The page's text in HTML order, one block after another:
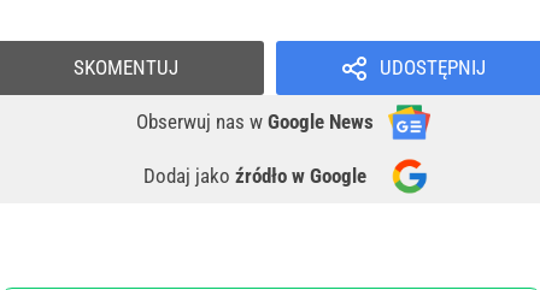
UDOSTĘPNIJ
Obserwuj nas w Google News
Dodaj jako źródło w Google
SKOMENTUJ